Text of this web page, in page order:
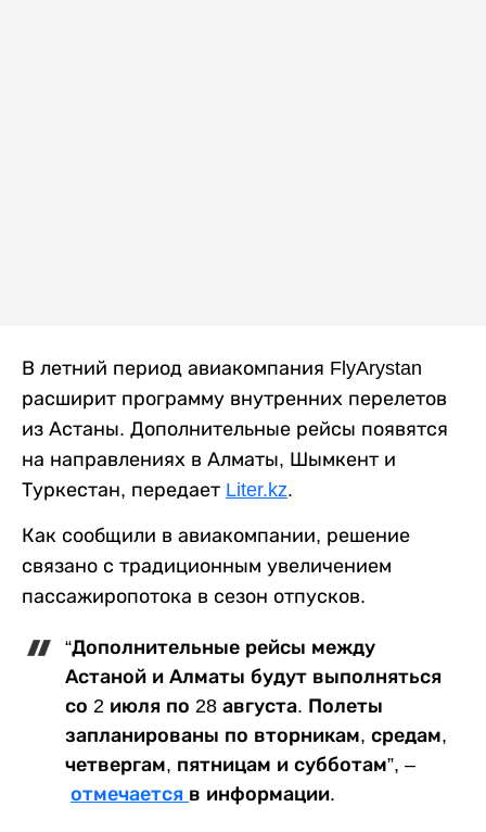
В летний период авиакомпания FlyArystan
расширит программу внутренних перелетов
из Астаны. Дополнительные рейсы появятся
на направлениях в Алматы, Шымкент и
Туркестан, передает Liter.kz.
Как сообщили в авиакомпании, решение
связано с традиционным увеличением
пассажиропотока в сезон отпусков.
“Дополнительные рейсы между
Астаной и Алматы будут выполняться
со 2 июля по 28 августа. Полеты
запланированы по вторникам, средам,
четвергам, пятницам и субботам”, –
отмечается в информации.